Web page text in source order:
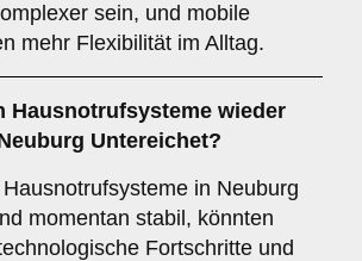
sein, und mobile
mehr Flexibilität im Alltag.
Hausnotrufsysteme wieder
Untereichet?
in Neuburg
momentan stabil, könnten
Fortschritte und